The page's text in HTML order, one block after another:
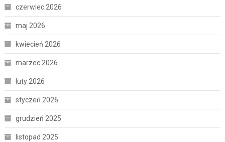
czerwiec 2026
maj 2026
kwiecień 2026
marzec 2026
luty 2026
styczeń 2026
grudzień 2025
listopad 2025